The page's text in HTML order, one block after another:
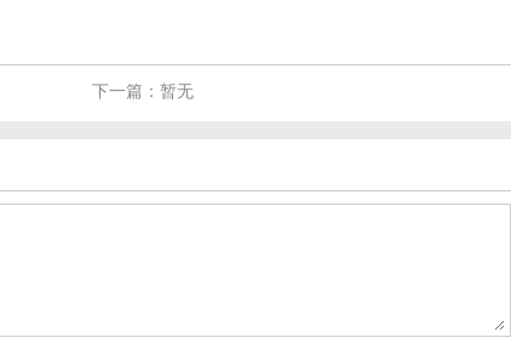
下一篇：暂无